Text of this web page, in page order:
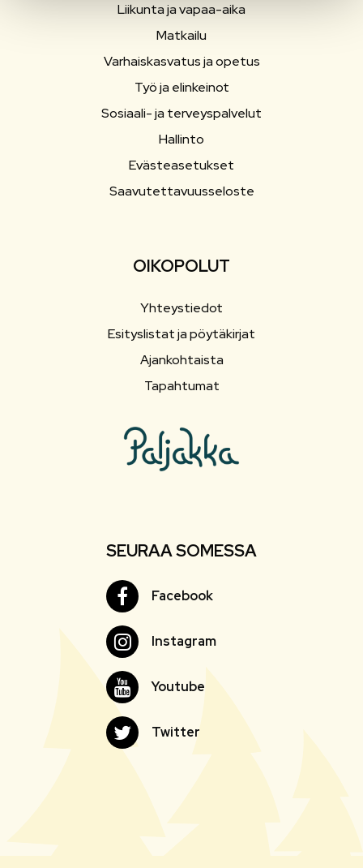
Liikunta ja vapaa-aika
Matkailu
Varhaiskasvatus ja opetus
Työ ja elinkeinot
Sosiaali- ja terveyspalvelut
Hallinto
Evästeasetukset
Saavutettavuusseloste
OIKOPOLUT
Yhteystiedot
Esityslistat ja pöytäkirjat
Ajankohtaista
Tapahtumat
SEURAA SOMESSA
FacebookFacebook
InstagramInstagram
YoutubeYoutube
Twitter Twitter